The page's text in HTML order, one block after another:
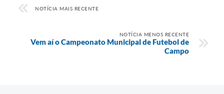
NOTÍCIA MAIS RECENTE
NOTÍCIA MENOS RECENTE
Vem aí o Campeonato Municipal de Futebol de
Campo